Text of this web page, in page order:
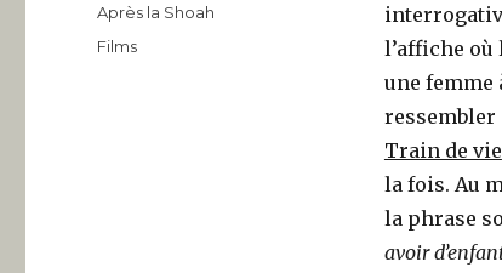
l’affiche où
une femme
ressembler
Train de vie
la fois. Au
la phrase
avoir
Catégories
Après la Shoah
Étiquettes
Films